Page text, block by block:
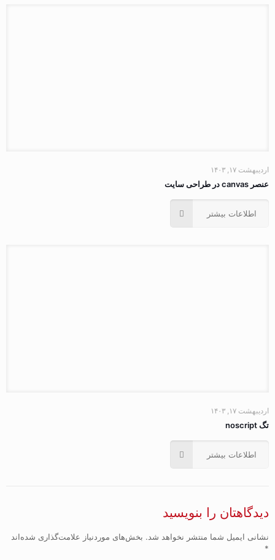
اردیبهشت ۱۷, ۱۴۰۳
عنصر canvas در طراحی سایت
اطلاعات بیشتر
اردیبهشت ۱۷, ۱۴۰۳
تگ noscript
اطلاعات بیشتر
دیدگاهتان را بنویسید
نشانی ایمیل شما منتشر نخواهد شد. بخش‌های موردنیاز علامت‌گذاری شده‌اند
*